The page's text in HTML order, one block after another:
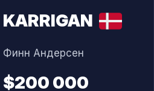
новые силы, и игроки
5-8 место на
KENNYS
Кенни Шраб
$N/A